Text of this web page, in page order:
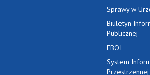
Sprawy w
Biuletyn
Publicznej
EBOI
System
Przestrzennej